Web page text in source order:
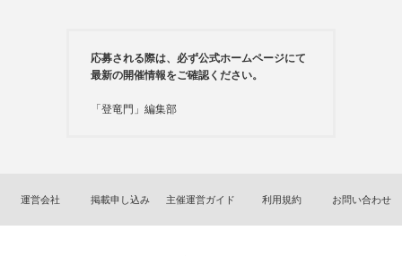
応募される際は、必ず公式ホームページにて
最新の開催情報をご確認ください。
「登竜門」編集部
運営会社 掲載申し込み 主催運営ガイド 利用規約 お問い合わせ